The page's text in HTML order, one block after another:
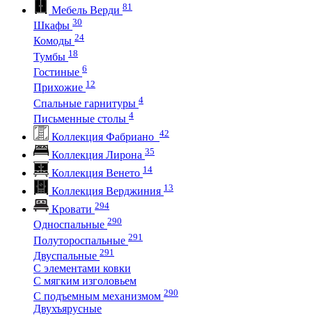
Мебель Верди 81
Шкафы 30
Комоды 24
Тумбы 18
Гостиные 6
Прихожие 12
Спальные гарнитуры 4
Письменные столы 4
Коллекция Фабриано 42
Коллекция Лирона 35
Коллекция Венето 14
Коллекция Верджиния 13
Кровати 294
Односпальные 290
Полутороспальные 291
Двуспальные 291
С элементами ковки
С мягким изголовьем
С подъемным механизмом 290
Двухъярусные